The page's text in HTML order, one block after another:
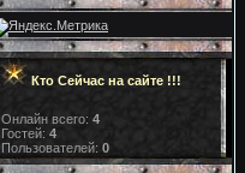
Кто Сейчас на сайте !!!
Онлайн всего: 4
Гостей: 4
Пользователей: 0